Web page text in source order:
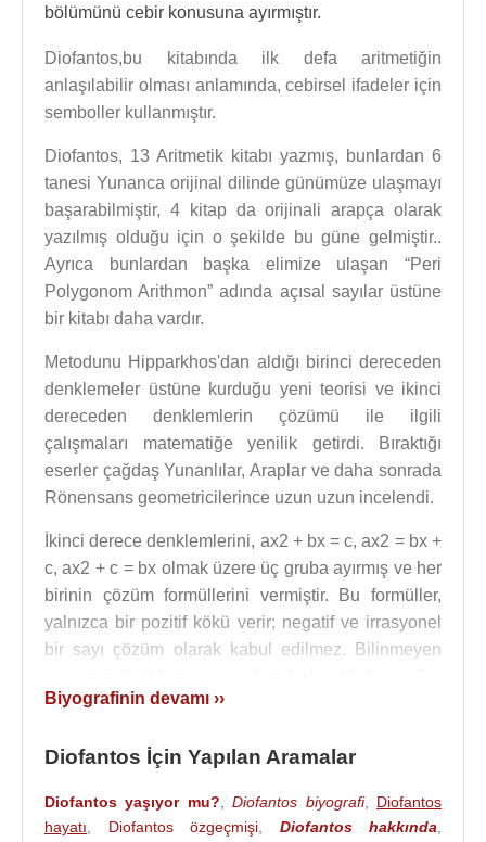
bölümünü cebir konusuna ayırmıştır.
Diofantos,bu kitabında ilk defa aritmetiğin
anlaşılabilir olması anlamında, cebirsel ifadeler için
semboller kullanmıştır.
Diofantos, 13 Aritmetik kitabı yazmış, bunlardan 6
tanesi Yunanca orijinal dilinde günümüze ulaşmayı
başarabilmiştir, 4 kitap da orijinali arapça olarak
yazılmış olduğu için o şekilde bu güne gelmiştir..
Ayrıca bunlardan başka elimize ulaşan “Peri
Polygonom Arithmon” adında açısal sayılar üstüne
bir kitabı daha vardır.
Metodunu Hipparkhos'dan aldığı birinci dereceden
denklemeler üstüne kurduğu yeni teorisi ve ikinci
dereceden denklemlerin çözümü ile ilgili
çalışmaları matematiğe yenilik getirdi. Bıraktığı
eserler çağdaş Yunanlılar, Araplar ve daha sonrada
Rönensans geometricilerince uzun uzun incelendi.
İkinci derece denklemlerini, ax2 + bx = c, ax2 = bx +
c, ax2 + c = bx olmak üzere üç gruba ayırmış ve her
birinin çözüm formüllerini vermiştir. Bu formüller,
yalnızca bir pozitif kökü verir; negatif ve irrasyonel
bir sayı çözüm olarak kabul edilmez. Bilinmeyen
bx + c = y2 gibi belirsiz denklemleri de çözmeye
adı verilir.
Mezar kitabesinde yaşamının 1/6'ini çocukluk
çağında, 1/12'ini gençlik çağında ve 1/7'ini ise
Biyografinin devamı ››
Diofantos İçin Yapılan Aramalar
Diofantos yaşıyor mu? ,Diofantos biyografi, Diofantos
hayatı
Diofantos özgeçmişi Diofantos hakkında